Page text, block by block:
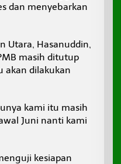
dan menyebarkan
Utara, Hasanuddin,
masih ditutup
akan dilakukan
kami itu masih
Juni nanti kami
kesiapan